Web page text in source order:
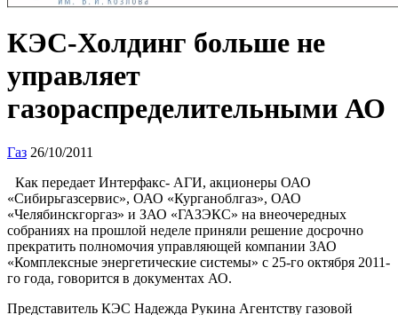
КЭС-Холдинг больше не
управляет
газораспределительными АО
Газ 26/10/2011
Как передает Интерфакс- АГИ, акционеры ОАО
«Сибирьгазсервис», ОАО «Курганоблгаз», ОАО
«Челябинскгоргаз» и ЗАО «ГАЗЭКС» на внеочередных
собраниях на прошлой неделе приняли решение досрочно
прекратить полномочия управляющей компании ЗАО
«Комплексные энергетические системы» с 25-го октября 2011-
го года, говорится в документах АО.
Представитель КЭС Надежда Рукина Агентству газовой